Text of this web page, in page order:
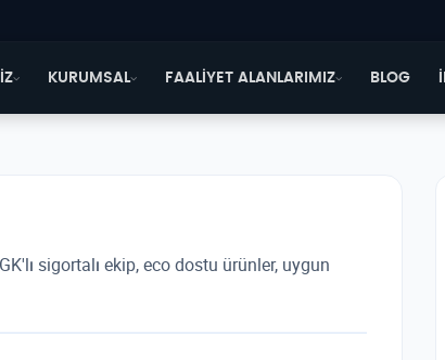
KURUMSAL FAALİYET ALANLARIMIZ BLOG
sigortalı ekip, eco dostu ürünler, uygun